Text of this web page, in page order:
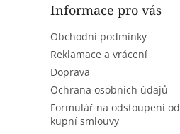
Informace pro vás
Obchodní podmínky
Reklamace a vrácení
Doprava
Ochrana osobních údajů
Formulář na odstoupení od
kupní smlouvy